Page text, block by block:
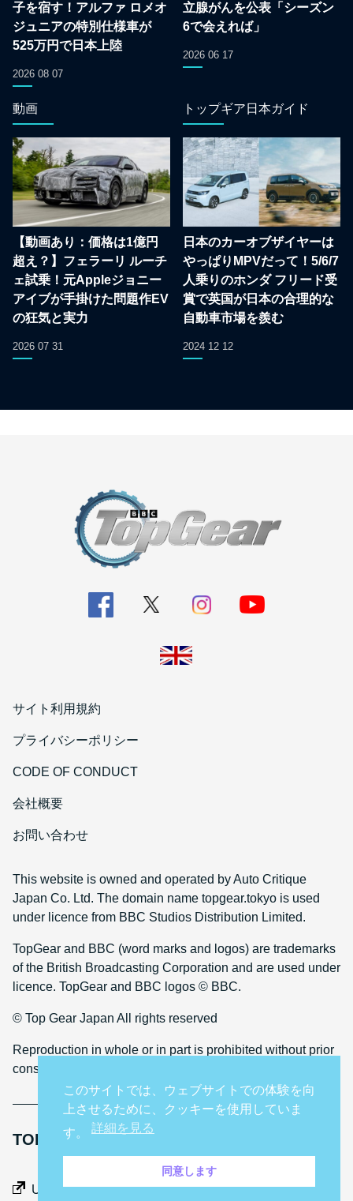
子を宿す！アルファ ロメオ
ジュニアの特別仕様車が
525万円で日本上陸
2026 08 07
立腺がんを公表「シーズン
6で会えれば」
2026 06 17
動画
【動画あり：価格は1億円
超え？】フェラーリ ルーチ
ェ試乗！元Appleジョニー
アイブが手掛けた問題作EV
の狂気と実力
2026 07 31
トップギア日本ガイド
日本のカーオブザイヤーは
やっぱりMPVだって！5/6/7
人乗りのホンダ フリード受
賞で英国が日本の合理的な
自動車市場を羨む
2024 12 12
サイト利用規約
プライバシーポリシー
CODE OF CONDUCT
会社概要
お問い合わせ
This website is owned and operated by Auto Critique
Japan Co. Ltd. The domain name topgear.tokyo is used
under licence from BBC Studios Distribution Limited.
TopGear and BBC (word marks and logos) are trademarks
of the British Broadcasting Corporation and are used under
licence. TopGear and BBC logos © BBC.
© Top Gear Japan All rights reserved
Reproduction in whole or in part is prohibited without prior
consent
TOP GEAR INTERNATIONAL SITES
UK
Middle East
このサイトでは、ウェブサイトでの体験を向
上させるために、クッキーを使用していま
す。 詳細を見る
同意します